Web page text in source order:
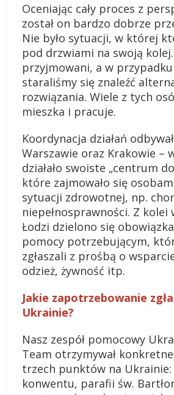
Oceniając cały proces z
został on bardzo dobrze
Nie było sytuacji, w której
pod drzwiami na swoją
przyjmowani, a w
staraliśmy się znaleźć
rozwiązania. Wiele z tych
mieszka i pracuje.
Koordynacja działań
Warszawie oraz Krakowie –
działało swoiste „centrum
które zajmowało się
sytuacji zdrowotnej, np.
niepełnosprawności. Z kolei
Łodzi dzielono się
pomocy potrzebującym,
zgłaszali z prośbą o
odzież, żywność itp.
Jakie zapotrzebowanie
Ukrainie?
Nasz zespół pomocowy
Team otrzymywał
trzech punktów na Ukrainie:
konwentu, parafii św.